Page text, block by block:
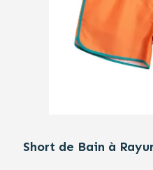
Short de Bain à